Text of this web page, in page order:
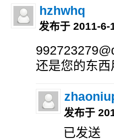
hzhwhq
发布于 2011-
还是您的东西
发布于
已发送